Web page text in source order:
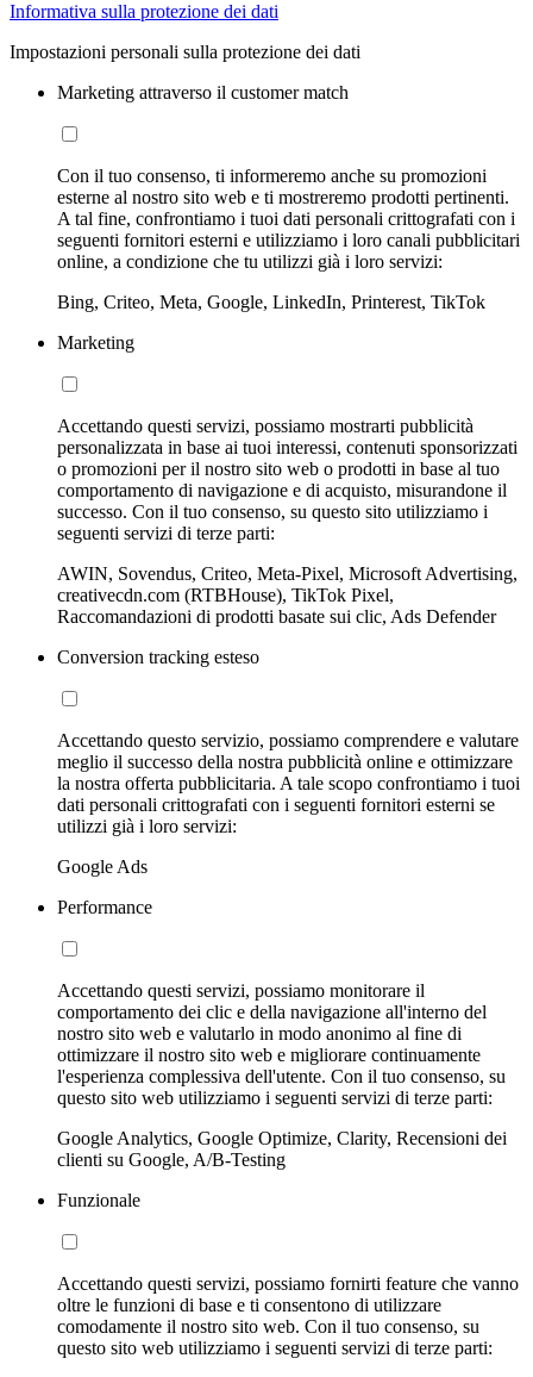
Informativa sulla protezione dei dati
Impostazioni personali sulla protezione dei dati
Marketing attraverso il customer match
Con il tuo consenso, ti informeremo anche su promozioni
esterne al nostro sito web e ti mostreremo prodotti pertinenti.
A tal fine, confrontiamo i tuoi dati personali crittografati con i
seguenti fornitori esterni e utilizziamo i loro canali pubblicitari
online, a condizione che tu utilizzi già i loro servizi:
Bing, Criteo, Meta, Google, LinkedIn, Printerest, TikTok
Marketing
Accettando questi servizi, possiamo mostrarti pubblicità
personalizzata in base ai tuoi interessi, contenuti sponsorizzati
o promozioni per il nostro sito web o prodotti in base al tuo
comportamento di navigazione e di acquisto, misurandone il
successo. Con il tuo consenso, su questo sito utilizziamo i
seguenti servizi di terze parti:
AWIN, Sovendus, Criteo, Meta-Pixel, Microsoft Advertising,
creativecdn.com (RTBHouse), TikTok Pixel,
Raccomandazioni di prodotti basate sui clic, Ads Defender
Conversion tracking esteso
Accettando questo servizio, possiamo comprendere e valutare
meglio il successo della nostra pubblicità online e ottimizzare
la nostra offerta pubblicitaria. A tale scopo confrontiamo i tuoi
dati personali crittografati con i seguenti fornitori esterni se
utilizzi già i loro servizi:
Google Ads
Performance
Accettando questi servizi, possiamo monitorare il
comportamento dei clic e della navigazione all'interno del
nostro sito web e valutarlo in modo anonimo al fine di
ottimizzare il nostro sito web e migliorare continuamente
l'esperienza complessiva dell'utente. Con il tuo consenso, su
questo sito web utilizziamo i seguenti servizi di terze parti:
Google Analytics, Google Optimize, Clarity, Recensioni dei
clienti su Google, A/B-Testing
Funzionale
Accettando questi servizi, possiamo fornirti feature che vanno
oltre le funzioni di base e ti consentono di utilizzare
comodamente il nostro sito web. Con il tuo consenso, su
questo sito web utilizziamo i seguenti servizi di terze parti: